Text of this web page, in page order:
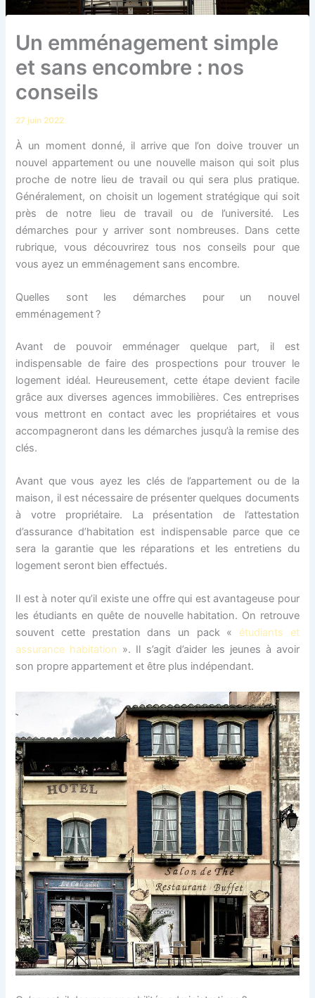
Un emménagement simple
et sans encombre : nos
conseils
27 juin 2022
À un moment donné, il arrive que l’on doive trouver un
nouvel appartement ou une nouvelle maison qui soit plus
proche de notre lieu de travail ou qui sera plus pratique.
Généralement, on choisit un logement stratégique qui soit
près de notre lieu de travail ou de l’université. Les
démarches pour y arriver sont nombreuses. Dans cette
rubrique, vous découvrirez tous nos conseils pour que
vous ayez un emménagement sans encombre.
Quelles sont les démarches pour un nouvel
emménagement ?
Avant de pouvoir emménager quelque part, il est
indispensable de faire des prospections pour trouver le
logement idéal. Heureusement, cette étape devient facile
grâce aux diverses agences immobilières. Ces entreprises
vous mettront en contact avec les propriétaires et vous
accompagneront dans les démarches jusqu’à la remise des
clés.
Avant que vous ayez les clés de l’appartement ou de la
maison, il est nécessaire de présenter quelques documents
à votre propriétaire. La présentation de l’attestation
d’assurance d’habitation est indispensable parce que ce
sera la garantie que les réparations et les entretiens du
logement seront bien effectués.
Il est à noter qu’il existe une offre qui est avantageuse pour
les étudiants en quête de nouvelle habitation. On retrouve
souvent cette prestation dans un pack « étudiants et
assurance habitation ». Il s’agit d’aider les jeunes à avoir
son propre appartement et être plus indépendant.